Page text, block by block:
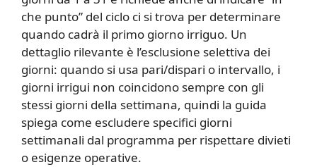
che punto” del ciclo ci si trova per determinare
quando cadrà il primo giorno irriguo. Un
dettaglio rilevante è l’esclusione selettiva dei
giorni: quando si usa pari/dispari o intervallo, i
giorni irrigui non coincidono sempre con gli
stessi giorni della settimana, quindi la guida
spiega come escludere specifici giorni
settimanali dal programma per rispettare divieti
o esigenze operative.